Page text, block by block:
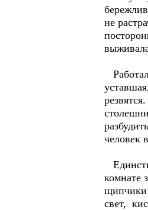
не
человек
комнате
щипчики
свет,